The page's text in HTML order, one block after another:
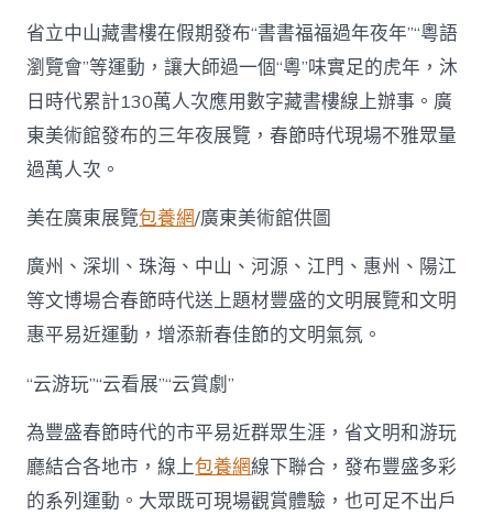
省立中山藏書樓在假期發布“書書福福過年夜年”“粵語
瀏覽會”等運動，讓大師過一個“粵”味實足的虎年，沐
日時代累計130萬人次應用數字藏書樓線上辦事。廣
東美術館發布的三年夜展覽，春節時代現場不雅眾量
過萬人次。
美在廣東展覽包養網/廣東美術館供圖
廣州、深圳、珠海、中山、河源、江門、惠州、陽江
等文博場合春節時代送上題材豐盛的文明展覽和文明
惠平易近運動，增添新春佳節的文明氣氛。
“云游玩”“云看展”“云賞劇”
為豐盛春節時代的市平易近群眾生涯，省文明和游玩
廳結合各地市，線上包養網線下聯合，發布豐盛多彩
的系列運動。大眾既可現場觀賞體驗，也可足不出戶